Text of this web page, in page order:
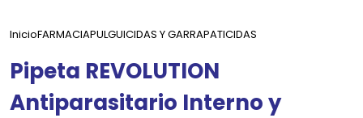
InicioFARMACIAPULGUICIDAS Y GARRAPATICIDAS
Pipeta REVOLUTION
Antiparasitario Interno y